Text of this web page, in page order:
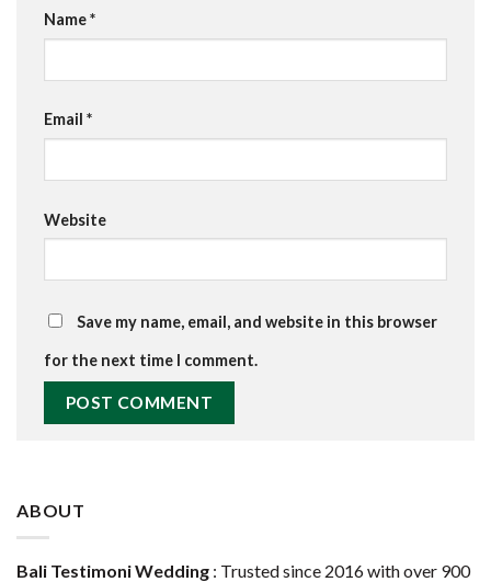
Name*
Email *
Website
Save my name, email, and website in this browser
for the next time I comment.
ABOUT
Bali Testimoni Wedding : Trusted since 2016 with over 900